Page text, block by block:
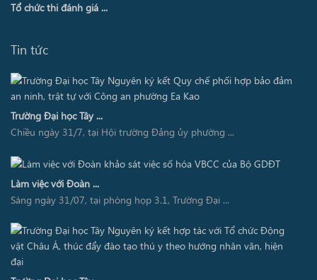
Tổ chức thi đánh giá ...
Tin tức
Trường Đại học Tây ...
Chiều ngày 31/7, tại Hội trường Đảng ủy phường ...
Làm việc với Đoàn ...
Sáng ngày 31/07, tại phòng họp 3.1, Trường Đại ...